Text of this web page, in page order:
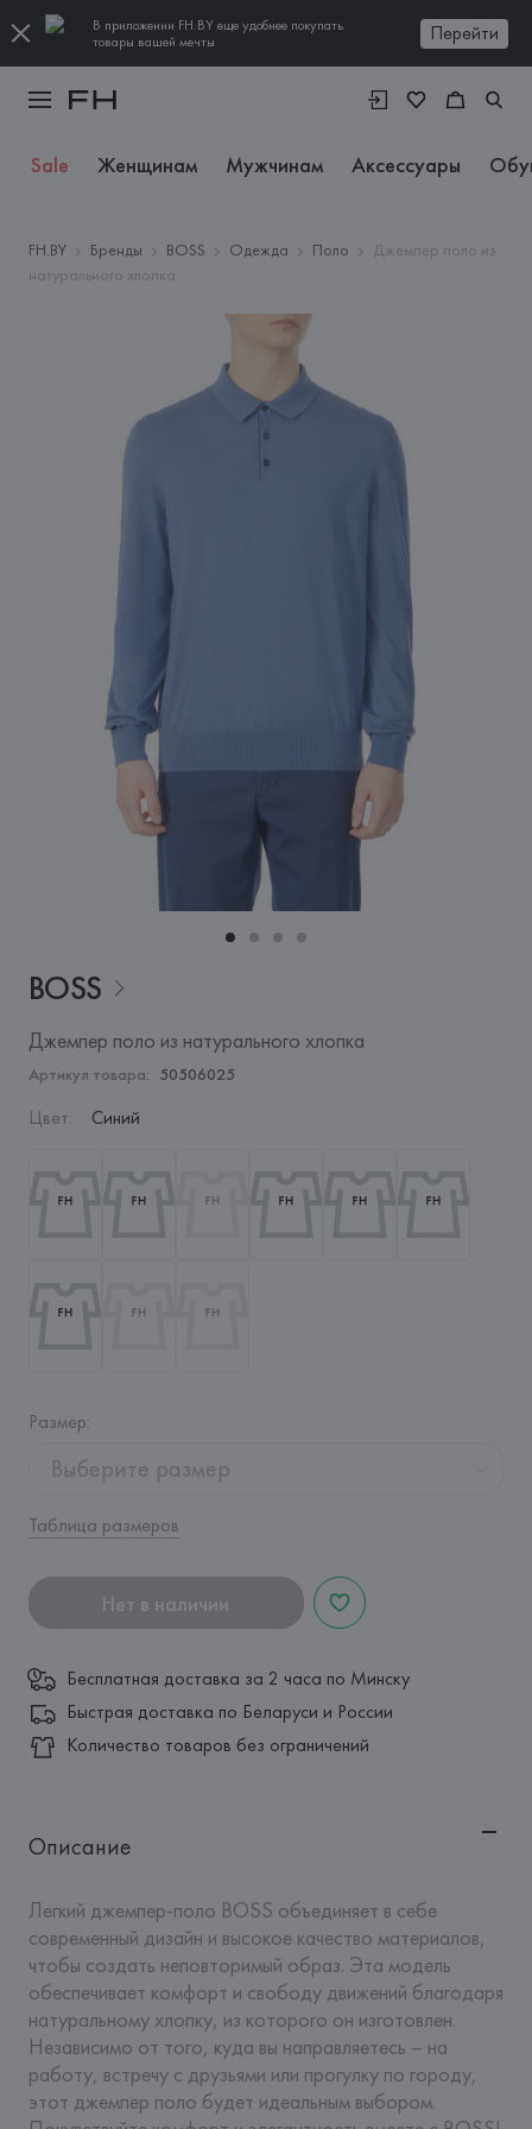
В приложении FH.BY еще удобнее покупать
товары вашей мечты
Перейти
Sale Женщинам Мужчинам Аксессуары
FH.BY Бренды BOSS Одежда Поло
Джемпер поло из
натурального хлопка
BOSS
Джемпер поло из натурального хлопка
Артикул товара: 50506025
Цвет: Синий
Размер:
Выберите размер
Таблица размеров
Нет в наличии
Бесплатная доставка за 2 часа по Минску
Быстрая доставка по Беларуси и России
Количество товаров без ограничений
Описание
Легкий джемпер-поло BOSS объединяет в себе
современный дизайн и высокое качество материалов,
чтобы создать неповторимый образ. Эта модель
обеспечивает комфорт и свободу движений благодаря
натуральному хлопку, из которого он изготовлен.
Независимо от того, куда вы направляетесь – на
работу, встречу с друзьями или прогулку по городу,
этот джемпер поло будет идеальным выбором.